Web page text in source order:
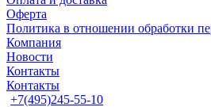
Оферта
Политика в отношении обработки
Компания
Новости
Контакты
Контакты
+7(495)245-55-10